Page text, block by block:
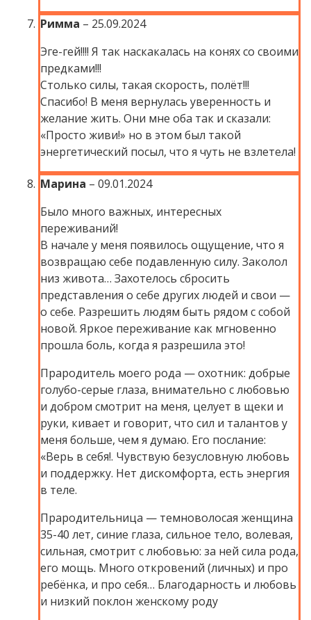
Римма – 25.09.2024
Эге-гей!!!! Я так наскакалась на конях со своими
предками!!!
Столько силы, такая скорость, полёт!!!
Спасибо! В меня вернулась уверенность и
желание жить. Они мне оба так и сказали:
«Просто живи!» но в этом был такой
энергетический посыл, что я чуть не взлетела!
Марина – 09.01.2024
Было много важных, интересных
переживаний!
В начале у меня появилось ощущение, что я
возвращаю себе подавленную силу. Заколол
низ живота… Захотелось сбросить
представления о себе других людей и свои —
о себе. Разрешить людям быть рядом с собой
новой. Яркое переживание как мгновенно
прошла боль, когда я разрешила это!
Прародитель моего рода — охотник: добрые
голубо-серые глаза, внимательно с любовью
и добром смотрит на меня, целует в щеки и
руки, кивает и говорит, что сил и талантов у
меня больше, чем я думаю. Его послание:
«Верь в себя!. Чувствую безусловную любовь
и поддержку. Нет дискомфорта, есть энергия
в теле.
Прародительница — темноволосая женщина
35-40 лет, синие глаза, сильное тело, волевая,
сильная, смотрит с любовью: за ней сила рода,
его мощь. Много откровений (личных) и про
ребёнка, и про себя… Благодарность и любовь
и низкий поклон женскому роду